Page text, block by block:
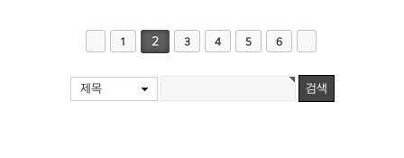
1 2 3 4 5 6
제목